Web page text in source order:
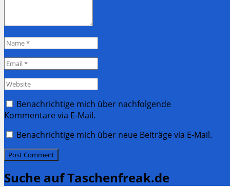
Name
Email
Website
Benachrichtige mich über nachfolgende
Kommentare via E-Mail.
Benachrichtige mich über neue Beiträge via E-Mail.
Suche auf Taschenfreak.de